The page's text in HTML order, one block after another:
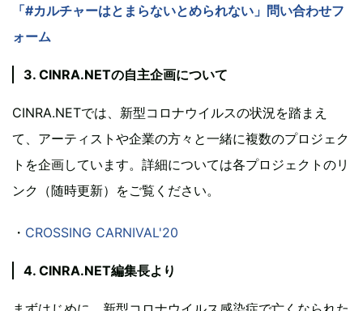
「#カルチャーはとまらないとめられない」問い合わせフ
ォーム
3. CINRA.NETの自主企画について
CINRA.NETでは、新型コロナウイルスの状況を踏まえ
て、アーティストや企業の方々と一緒に複数のプロジェク
トを企画しています。詳細については各プロジェクトのリ
ンク（随時更新）をご覧ください。
・ CROSSING CARNIVAL'20
4. CINRA.NET編集長より